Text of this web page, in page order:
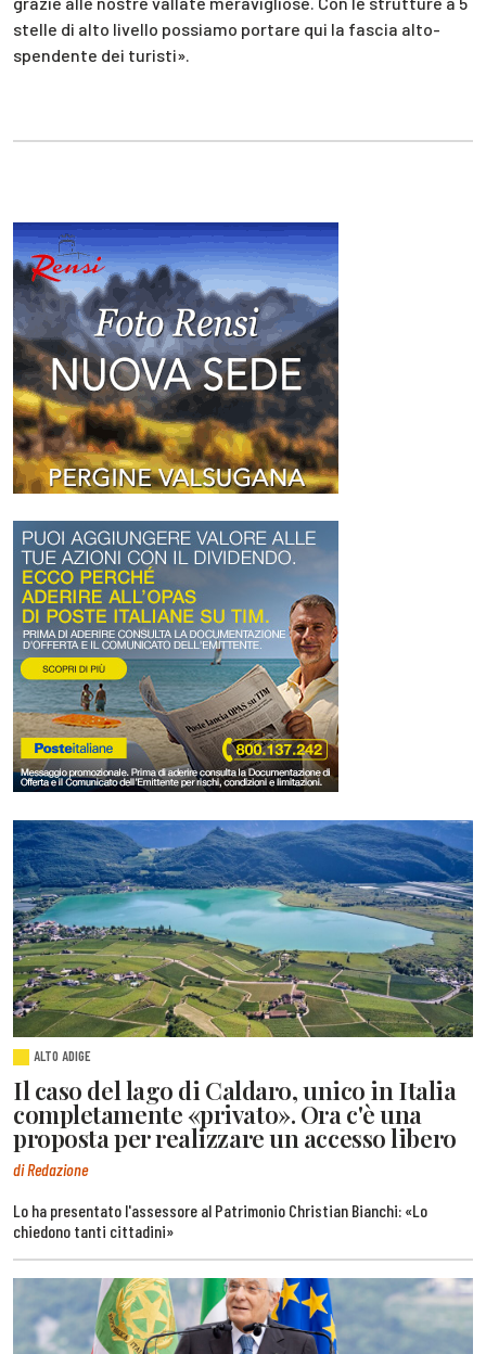
stelle di alto livello possiamo portare qui la fascia alto-
spendente dei turisti».
ALTO ADIGE
Il caso del lago di Caldaro, unico in Italia
completamente «privato». Ora c'è una
proposta per realizzare un accesso libero
di Redazione
Lo ha presentato l'assessore al Patrimonio Christian Bianchi: «Lo
chiedono tanti cittadini»